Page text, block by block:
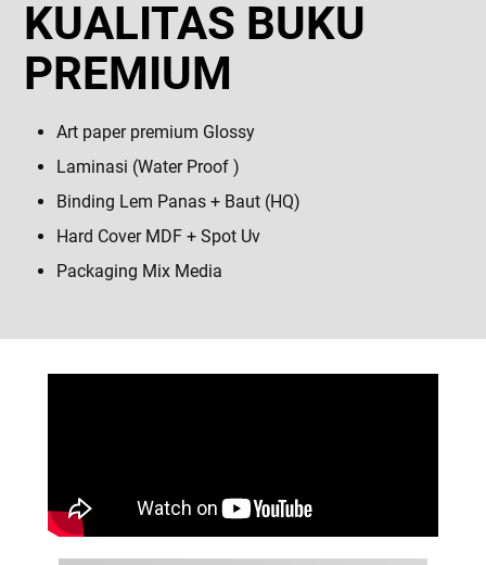
KUALITAS BUKU
PREMIUM
Art paper premium Glossy
Laminasi (Water Proof )
Binding Lem Panas + Baut (HQ)
Hard Cover MDF + Spot Uv
Packaging Mix Media